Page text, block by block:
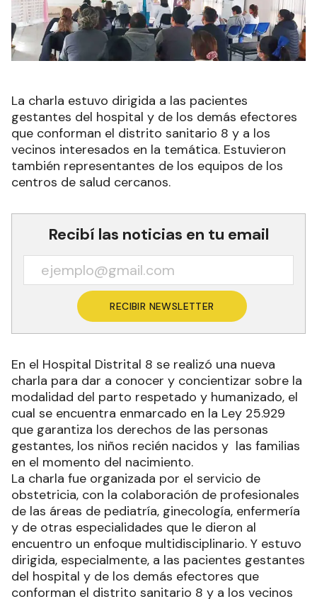
La charla estuvo dirigida a las pacientes
gestantes del hospital y de los demás efectores
que conforman el distrito sanitario 8 y a los
vecinos interesados en la temática. Estuvieron
también representantes de los equipos de los
centros de salud cercanos.
Recibí las noticias en tu email
RECIBIR NEWSLETTER
En el Hospital Distrital 8 se realizó una nueva
charla para dar a conocer y concientizar sobre la
modalidad del parto respetado y humanizado, el
cual se encuentra enmarcado en la Ley 25.929
que garantiza los derechos de las personas
gestantes, los niños recién nacidos y las familias
en el momento del nacimiento.
La charla fue organizada por el servicio de
obstetricia, con la colaboración de profesionales
de las áreas de pediatría, ginecología, enfermería
y de otras especialidades que le dieron al
encuentro un enfoque multidisciplinario. Y estuvo
dirigida, especialmente, a las pacientes gestantes
del hospital y de los demás efectores que
conforman el distrito sanitario 8 y a los vecinos